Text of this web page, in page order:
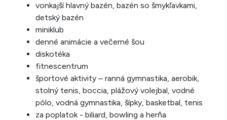
vonkajší hlavný bazén, bazén so šmykľavkami,
detský bazén
miniklub
denné animácie a večerné šou
diskotéka
fitnescentrum
športové aktivity – ranná gymnastika, aerobik,
stolný tenis, boccia, plážový volejbal, vodné
pólo, vodná gymnastika, šípky, basketbal, tenis
za poplatok - biliard, bowling a herňa